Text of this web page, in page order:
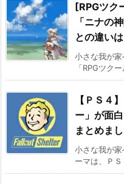
[RPGツク
「ニナの
との違い
小さな我が
「RPGツク
【ＰＳ４
ー」が面
まとめまし
小さな我が
ーマは、Ｐ